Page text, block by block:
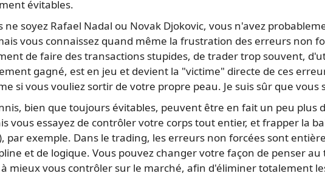
évitables.
soyez Rafael Nadal ou Novak Djokovic, vous n'avez
vous connaissez quand même la frustration des erreurs non
de faire des transactions stupides, de trader trop souvent,
gagné, est en jeu et devient la "victime" directe de ces
si vous vouliez sortir de votre propre peau. Je suis sûr que vous
bien que toujours évitables, peuvent être en fait un peu plus
vous essayez de contrôler votre corps tout entier, et frapper la
par exemple. Dans le trading, les erreurs non forcées sont
et de logique. Vous pouvez changer votre façon de penser
mieux vous contrôler sur le marché, afin d'éliminer totalement